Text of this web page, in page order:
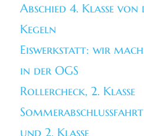
Abschied 4. Klasse
Kegeln
Eiswerkstatt: wir
in der OGS
Rollercheck, 2. Klasse
und 2. Klasse